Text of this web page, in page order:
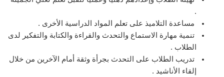
.
مساعدة التلاميذ على تعلم المواد الدراسية الأخرى .
تنمية مهارة الاستماع والتحدث والقراءة والكتابة والتفكير لدى
الطلاب .
تدريب الطلاب على التحدث بجرأة وثقة أمام الآخرين من خلال
إلقاء الأناشيد .